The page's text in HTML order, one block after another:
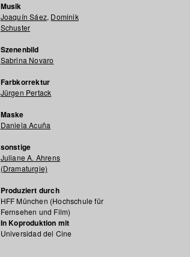
Musik
Joaquín Sáez, Dominik
Schuster
Szenenbild
Sabrina Novaro
Farbkorrektur
Jürgen Pertack
Maske
Daniela Acuña
sonstige
Juliane A. Ahrens
(Dramaturgie)
Produziert durch
HFF München (Hochschule für
Fernsehen und Film)
In Koproduktion mit
Universidad del Cine